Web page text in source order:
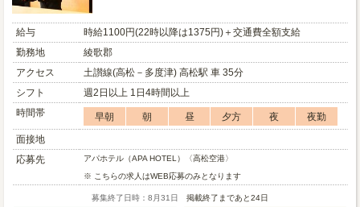
給与
時給1100円(22時以降は1375円)＋交通費全額支給
勤務地
綾歌郡
アクセス
土讃線(高松－多度津) 高松駅 車 35分
シフト
週2日以上 1日4時間以上
時間帯
早朝 朝 昼 夕方 夜
夜勤
面接地
応募先
アパホテル（APA HOTEL）〈高松空港〉
※ こちらの求人はWEB応募のみとなります
募集終了日時：8月31日 掲載終了まであと24日